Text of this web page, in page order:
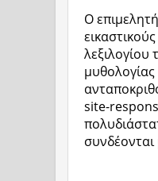
Ο
λεξιλογίου
site-